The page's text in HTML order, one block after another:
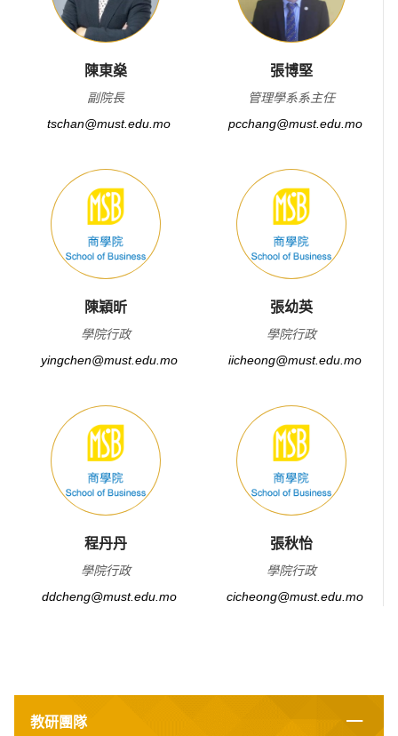
陳東燊
副院長
tschan@must.edu.mo
張博堅
管理學系系主任
pcchang@must.edu.mo
陳穎昕
學院行政
yingchen@must.edu.mo
張幼英
學院行政
iicheong@must.edu.mo
程丹丹
學院行政
ddcheng@must.edu.mo
張秋怡
學院行政
cicheong@must.edu.mo
教研團隊